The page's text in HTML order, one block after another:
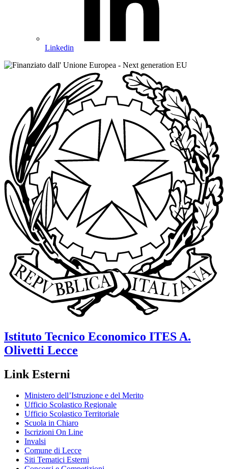
Linkedin
Istituto Tecnico Economico ITES A.
Olivetti Lecce
Link Esterni
Ministero dell’Istruzione e del Merito
Ufficio Scolastico Regionale
Ufficio Scolastico Territoriale
Scuola in Chiaro
Iscrizioni On Line
Invalsi
Comune di Lecce
Siti Tematici Esterni